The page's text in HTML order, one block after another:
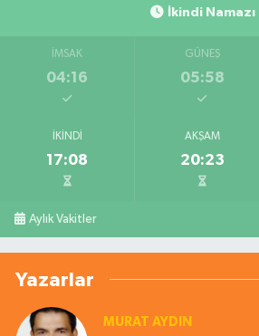
İkindi Namazı
İMSAK
04:16
GÜNEŞ
05:58
İKINDI
17:08
AKŞAM
20:23
Aylık Vakitler
Yazarlar
MURAT AYDIN